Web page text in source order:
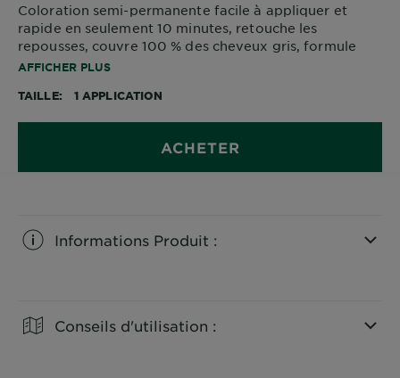
Coloration semi-permanente facile à appliquer et
rapide en seulement 10 minutes, retouche les
repousses, couvre 100 % des cheveux gris, formule
sans ammoniaque.
AFFICHER PLUS
TAILLE 1 APPLICATION
ACHETER
Informations Produit :
Conseils d'utilisation :